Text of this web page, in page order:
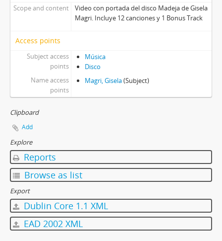
Scope and content
Video con portada del disco Madeja de Gisela
Magri. Incluye 12 canciones y 1 Bonus Track
Access points
Subject access
points
Música
Disco
Name access
points
Magri, Gisela(Subject)
Clipboard
Add
Explore
Reports
Browse as list
Export
Dublin Core 1.1 XML
EAD 2002 XML